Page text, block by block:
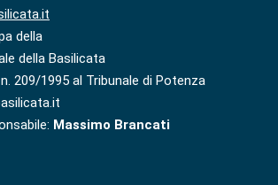
della
della Basilicata
209/1995 al Tribunale di Potenza
Massimo Brancati